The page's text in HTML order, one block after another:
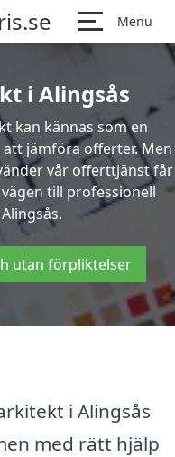
Menu
i Alingsås
kan kännas som en
jämföra offerter. Men
vår offerttjänst får
till professionell
utan förpliktelser
i Alingsås
med rätt hjälp